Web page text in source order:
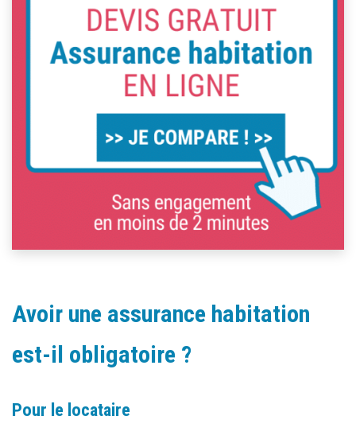
Avoir une assurance habitation
est-il obligatoire ?
Pour le locataire